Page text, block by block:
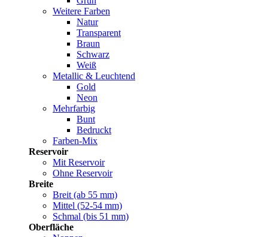
Weitere Farben
Natur
Transparent
Braun
Schwarz
Weiß
Metallic & Leuchtend
Gold
Neon
Mehrfarbig
Bunt
Bedruckt
Farben-Mix
Reservoir
Mit Reservoir
Ohne Reservoir
Breite
Breit (ab 55 mm)
Mittel (52-54 mm)
Schmal (bis 51 mm)
Oberfläche